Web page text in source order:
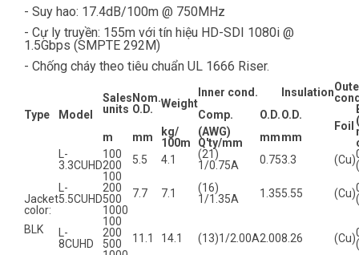
- Suy hao: 17.4dB/100m @ 750MHz
- Cự ly truyền: 155m với tín hiệu HD-SDI 1080i @
1.5Gbps (SMPTE 292M)
- Chống cháy theo tiêu chuẩn UL 1666 Riser.
Type Model
Sales
units
Nom.
O.D.
Weight
Inner cond. Insulation
Comp.
O.D.O.D.
Foil
m
mm
kg/
100m
(AWG)
Q'ty/mm
mmmm
Jacket
color:
BLK
L-
3.3CUHD
100
200
5.5 4.1
(21)
1/0.75A
0.753.3 (Cu)
L-
5.5CUHD
100
200
500
1000
7.7 7.1
(16)
1/1.35A
1.355.55 (Cu)
L-
8CUHD
100
200
500
11.1 14.1 (13)1/2.00A2.008.26 (Cu)